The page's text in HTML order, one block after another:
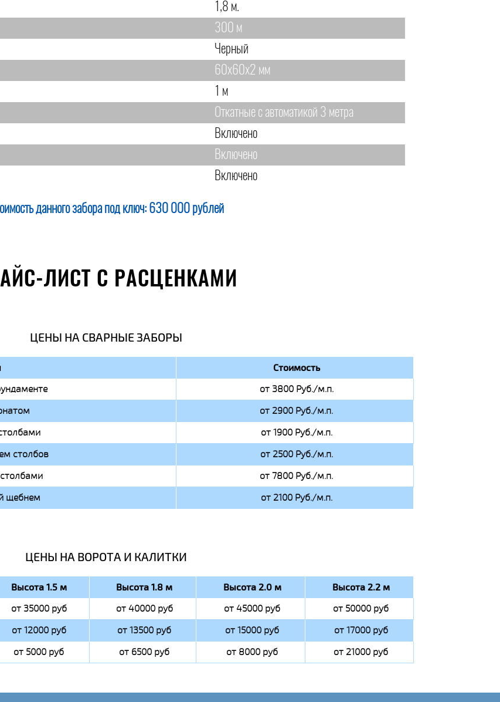
1,8 м.
300 м
Черный
60х60х2 мм
1 м
Откатные с автоматикой 3 метра
Включено
Включено
Включено
данного забора под ключ: 630 000 рублей
ЛИСТ С РАСЦЕНКАМИ
ЦЕНЫ НА СВАРНЫЕ ЗАБОРЫ
Стоимость
от 3800 Руб./м.п.
от 2900 Руб./м.п.
от 1900 Руб./м.п.
столбов
от 2500 Руб./м.п.
от 7800 Руб./м.п.
щебнем
от 2100 Руб./м.п.
ЦЕНЫ НА ВОРОТА И КАЛИТКИ
Высота 1.5 м Высота 1.8 м Высота 2.0 м Высота 2.2 м
от 35000 руб от 40000 руб от 45000 руб
от 50000 руб
от 12000 руб от 13500 руб от 15000 руб
от 17000 руб
от 5000 руб от 6500 руб от 8000 руб от 21000 руб